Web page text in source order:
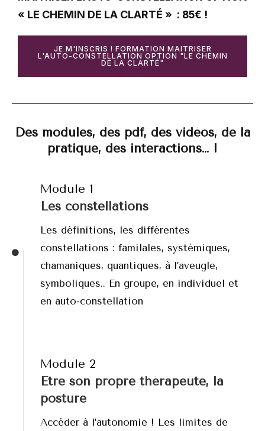
« LE CHEMIN DE LA CLARTÉ » : 85€ !
JE M'INSCRIS ! FORMATION MAITRISER
L'AUTO-CONSTELLATION OPTION "LE CHEMIN
DE LA CLARTÉ"
Des modules, des pdf, des vidéos, de la
pratique, des interactions… !
Module 1
Les constellations
Les définitions, les différentes
constellations : familales, systémiques,
chamaniques, quantiques, à l’aveugle,
symboliques.. En groupe, en individuel et
en auto-constellation
Module 2
Etre son propre thérapeute, la
posture
Accéder à l’autonomie ! Les limites de